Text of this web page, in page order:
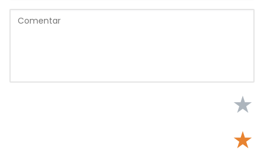
★
★